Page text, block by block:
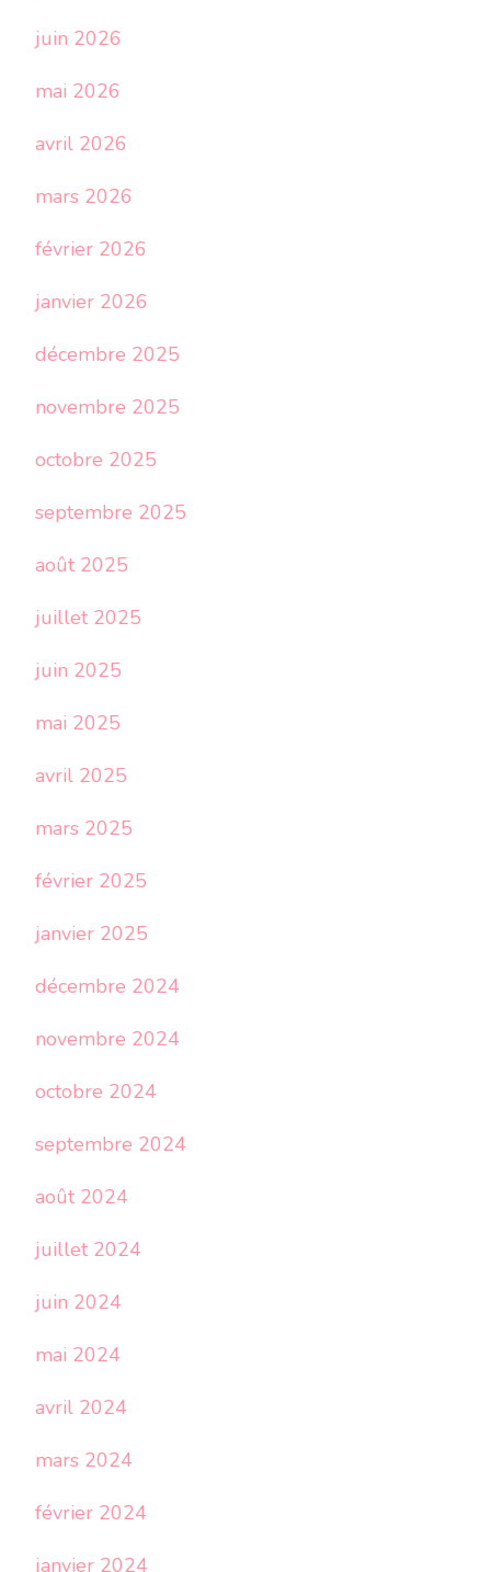
juin 2026
mai 2026
avril 2026
mars 2026
février 2026
janvier 2026
décembre 2025
novembre 2025
octobre 2025
septembre 2025
août 2025
juillet 2025
juin 2025
mai 2025
avril 2025
mars 2025
février 2025
janvier 2025
décembre 2024
novembre 2024
octobre 2024
septembre 2024
août 2024
juillet 2024
juin 2024
mai 2024
avril 2024
mars 2024
février 2024
janvier 2024